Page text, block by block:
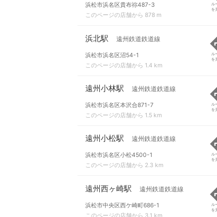
浜松市浜名区貴布祢487-3
このページの店舗から 878 m
ル
を
浜北駅 遠州鉄道鉄道線
浜松市浜名区沼54-1
このページの店舗から 1.4 km
ル
を
遠州小林駅 遠州鉄道鉄道線
浜松市浜名区本沢合871-7
このページの店舗から 1.5 km
ル
を
遠州小松駅 遠州鉄道鉄道線
浜松市浜名区小松4500-1
このページの店舗から 2.3 km
ル
を
遠州西ヶ崎駅 遠州鉄道鉄道線
浜松市中央区西ケ崎町686-1
このページの店舗から 3.1 km
ル
を